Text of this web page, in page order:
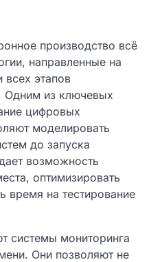
производство всё
направленные на
всех этапов
Одним из ключевых
цифровых
моделировать
до запуска
возможность
оптимизировать
время на тестирование
системы мониторинга
Они позволяют не